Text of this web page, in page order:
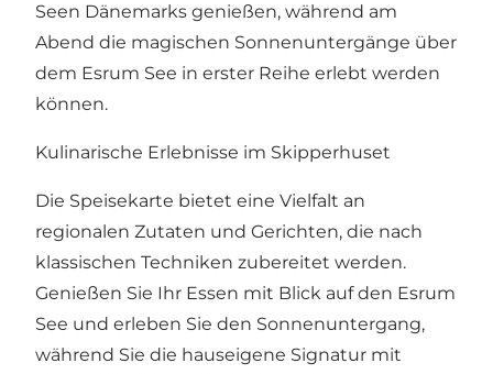
Seen Dänemarks genießen, während am
Abend die magischen Sonnenuntergänge über
dem Esrum See in erster Reihe erlebt werden
können.
Kulinarische Erlebnisse im Skipperhuset
Die Speisekarte bietet eine Vielfalt an
regionalen Zutaten und Gerichten, die nach
klassischen Techniken zubereitet werden.
Genießen Sie Ihr Essen mit Blick auf den Esrum
See und erleben Sie den Sonnenuntergang,
während Sie die hauseigene Signatur mit